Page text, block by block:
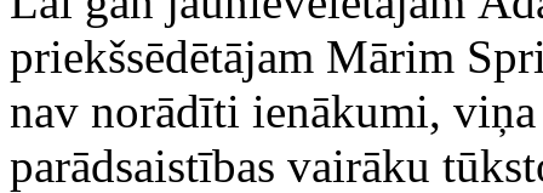
priekšsēdētājam Mārim
nav norādīti ienākumi,
parādsaistības vairāku